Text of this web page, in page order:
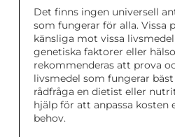
Det finns ingen universell
som fungerar för alla. Vissa
känsliga mot vissa
genetiska faktorer eller
rekommenderas att prova
livsmedel som fungerar
rådfråga en dietist eller
hjälp för att anpassa kosten
behov.